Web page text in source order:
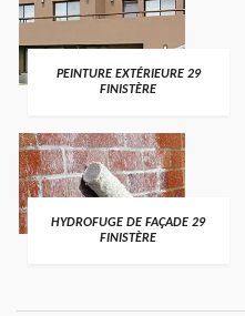
PEINTURE EXTÉRIEURE 29
FINISTÈRE
HYDROFUGE DE FAÇADE 29
FINISTÈRE